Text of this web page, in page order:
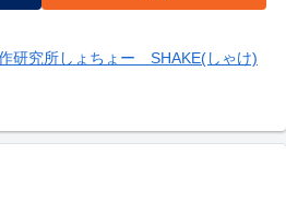
研究所しょちょー SHAKE(しゃけ)